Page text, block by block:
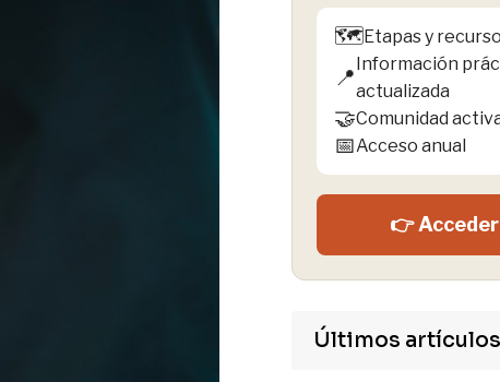
🗺️Etapas y
📍
Información
actualizada
🤝Comunidad
📅Acceso anual
👉
Últimos artículos